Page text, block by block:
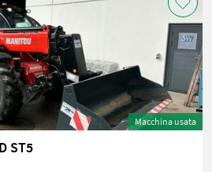
Macchina usata
ST5